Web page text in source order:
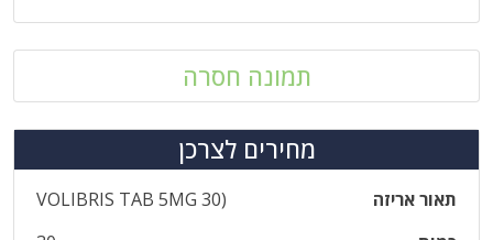
תמונה חסרה
מחירים לצרכן
תאור אריזה
VOLIBRIS TAB 5MG 30)